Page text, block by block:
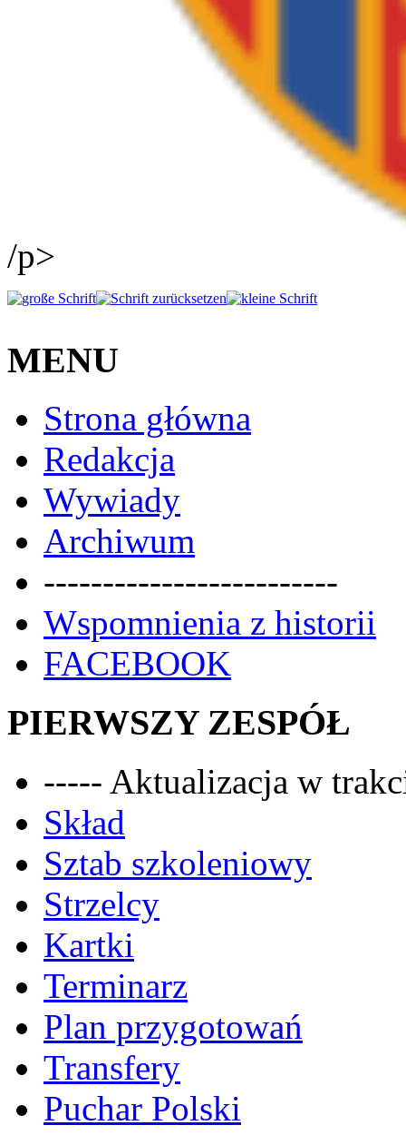
/p>
MENU
Strona główna
Redakcja
Wywiady
Archiwum
-------------------------
Wspomnienia z historii
FACEBOOK
PIERWSZY ZESPÓŁ
----- Aktualizacja w
Skład
Sztab szkoleniowy
Strzelcy
Kartki
Terminarz
Plan przygotowań
Transfery
Puchar Polski